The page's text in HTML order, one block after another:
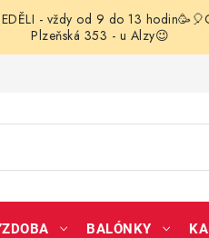
- vždy od 9 do 13
Plzeňská 353 - u Alzy😉
BALÓNKY